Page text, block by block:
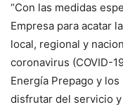
“Con las medidas
Empresa para acatar
local, regional y
coronavirus (COVID-
Energía Prepago y
disfrutar del servicio